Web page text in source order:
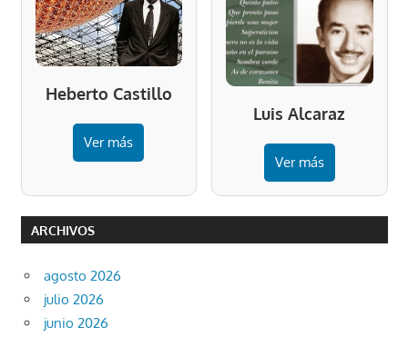
Heberto Castillo
Ver más
Luis Alcaraz
Ver más
ARCHIVOS
agosto 2026
julio 2026
junio 2026